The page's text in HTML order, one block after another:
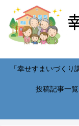
投稿記事一覧